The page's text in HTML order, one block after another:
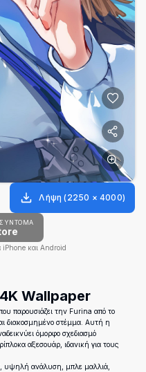
Λήψη (2250 × 4000)
ΣΎΝΤΟΜΑ
iPhone και Android
Wallpaper
παρουσιάζει την Furina από το
διακοσμημένο στέμμα. Αυτή η
όμορφο σχεδιασμό
αξεσουάρ, ιδανική για τους
υψηλή ανάλυση, μπλε μαλλιά,